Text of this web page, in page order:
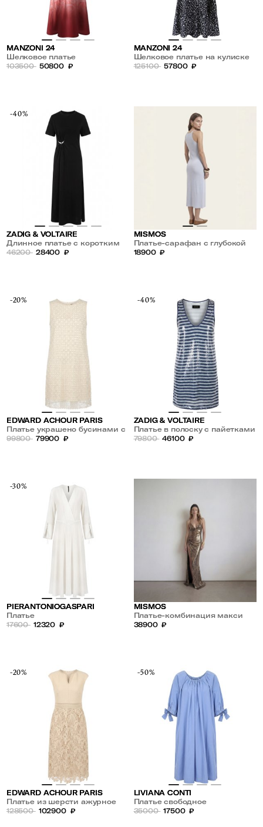
MANZONI 24
Шелковое платье
103500 50800 ₽
MANZONI 24
Шелковое платье на кулиске
125100 57800 ₽
-40%
ZADIG & VOLTAIRE
Длинное платье с коротким
рукавом из хлопка
46200 28400 ₽
MISMOS
Платье-сарафан с глубокой
проймой
18900 ₽
-20%
EDWARD ACHOUR PARIS
Платье украшено бусинами с
пайетками
99800 79900 ₽
-40%
ZADIG & VOLTAIRE
Платье в полоску с пайетками
79800 46100 ₽
-30%
PIERANTONIOGASPARI
Платье
17600 12320 ₽
MISMOS
Платье-комбинация макси
38900 ₽
-20%
EDWARD ACHOUR PARIS
Платье из шерсти ажурное
128500 102900 ₽
-50%
LIVIANA CONTI
Платье свободное
расклешённое
35000 17500 ₽